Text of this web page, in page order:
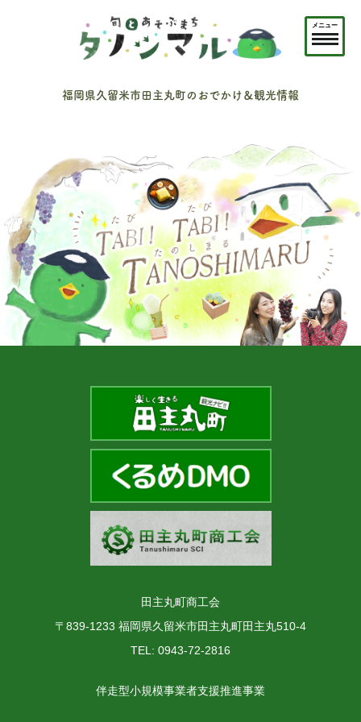
福岡県久留米市田主丸町のおでかけ＆観光情報
メニュー
田主丸町商工会
〒839-1233 福岡県久留米市田主丸町田主丸510-4
TEL: 0943-72-2816
伴走型小規模事業者支援推進事業